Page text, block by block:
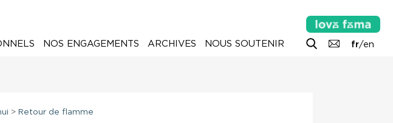
fr/en
NOS ENGAGEMENTS ARCHIVES NOUS SOUTENIR
> Retour de flamme